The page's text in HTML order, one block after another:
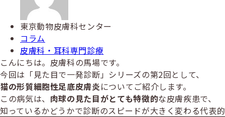
東京動物皮膚科センター
カ
テ
ゴ
リ
ー
コラム
カ
テ
ゴ
リ
ー
皮膚科・耳科専門診療
こんにちは。皮膚科の馬場です。
今回は「見た目で一発診断」シリーズの第2回として、
猫の形質細胞性足底皮膚炎についてご紹介します。
この病気は、 肉球の見た目がとても特徴的な皮膚疾患で、
知っているかどうかで診断のスピードが大きく変わる代表